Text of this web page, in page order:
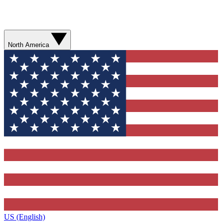
North America
US (English)